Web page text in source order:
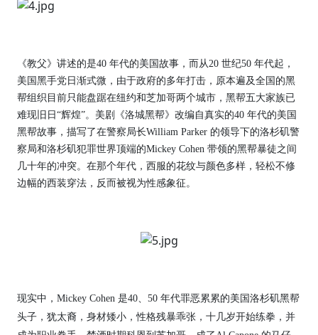
《教父》讲述的是40 年代的美国故事，而从20 世纪50 年代起，
美国黑手党日渐式微，由于政府的多年打击，原本遍及全国的黑
帮组织目前只能盘踞在纽约和芝加哥两个城市，黑帮五大家族已
难现旧日“辉煌”。美剧《洛城黑帮》改编自真实的40 年代的美国
黑帮故事，描写了在警察局长William Parker 的领导下的洛杉矶警
察局和洛杉矶犯罪世界顶端的Mickey Cohen 带领的黑帮暴徒之间
几十年的冲突。在那个年代，西服的花纹与颜色多样，轻松不修
边幅的西装穿法，反而被视为性感象征。
现实中，Mickey Cohen 是40、50 年代罪恶累累的美国洛杉矶黑帮
头子，犹太裔，身材矮小，性格残暴乖张，十几岁开始练拳，并